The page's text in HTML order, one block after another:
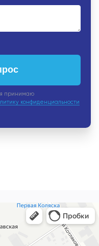
я принимаю
конфиденциальности